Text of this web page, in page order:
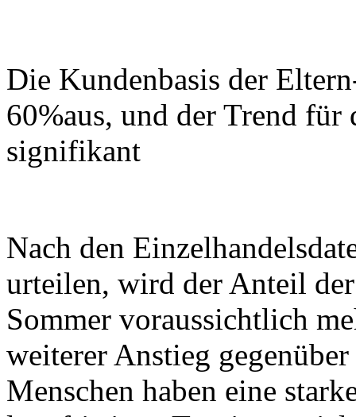
Die Kundenbasis der
60%aus, und der Trend für
signifikant
Nach den
urteilen, wird der Anteil
Sommer voraussichtlich
weiterer Anstieg
Menschen haben eine